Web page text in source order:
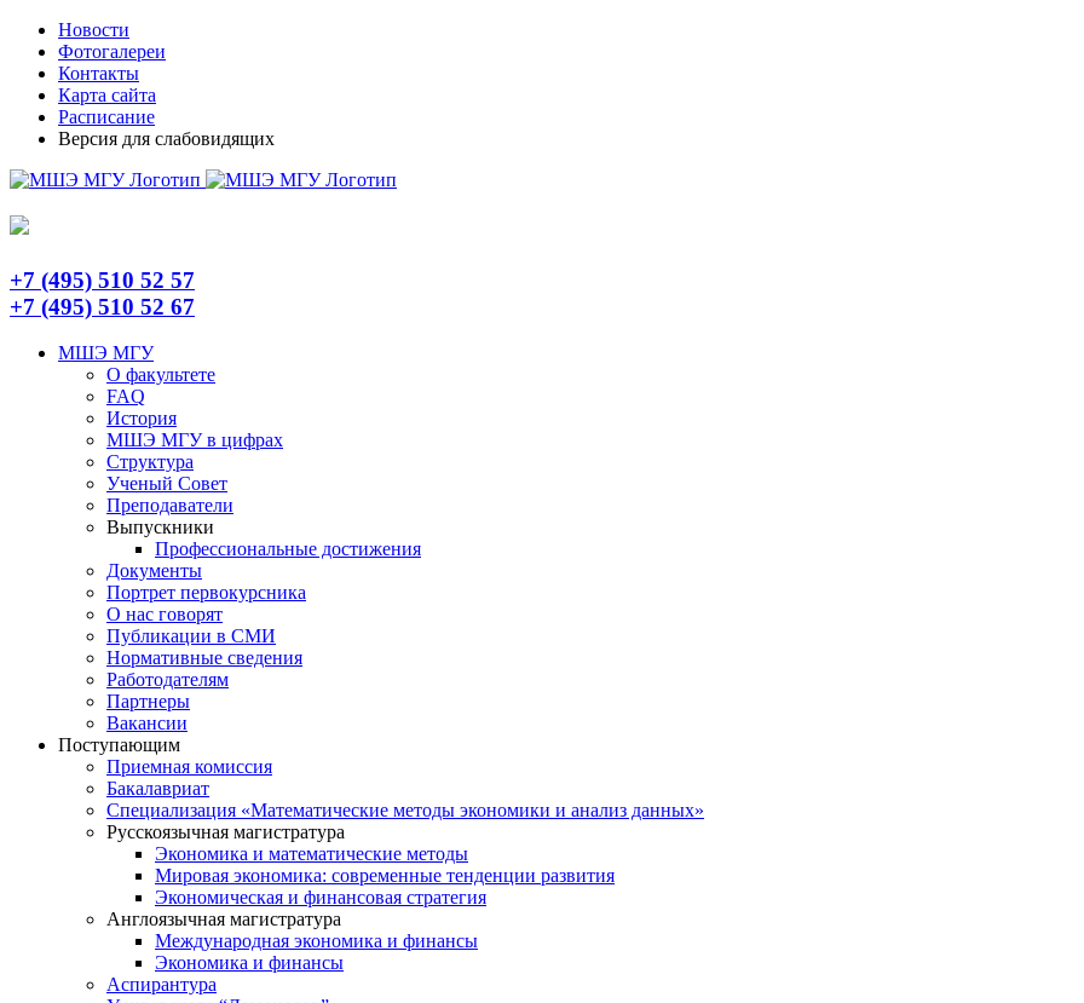
Skip
content
TelegramНовости
Фотогалереи
Контакты
Карта сайта
Расписание
Версия для слабовидящих
+7 (495) 510 52 57
+7 (495) 510 52 67
МШЭ МГУ
О факультете
FAQ
История
МШЭ МГУ в цифрах
Структура
Ученый Совет
Преподаватели
Выпускники
Профессиональные достижения
Документы
Портрет первокурсника
О нас говорят
Публикации в СМИ
Нормативные сведения
Работодателям
Партнеры
Вакансии
Поступающим
Приемная комиссия
Бакалавриат
Специализация «Математические методы экономики и анализ данных»
Русскоязычная магистратура
Экономика и математические методы
Мировая экономика: современные тенденции развития
Экономическая и финансовая стратегия
Англоязычная магистратура
Международная экономика и финансы
Экономика и финансы
Аспирантура